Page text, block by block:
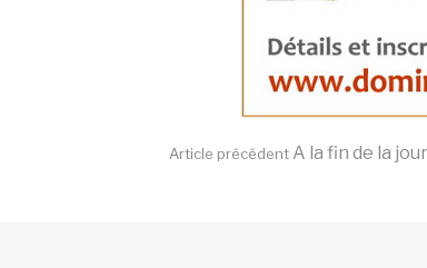
Lire
Article précédent A la fin de la